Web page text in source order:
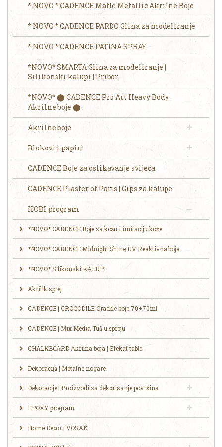
* NOVO * CADENCE Matte Metallic Akrilne Boje
* NOVO * CADENCE PARDO Glina za modeliranje
* NOVO * CADENCE PATINA SPRAY
*NOVO* SMARTA Glina za modeliranje |
Silikonski kalupi | Pribor
*NOVO* ⬤ CADENCE Pro Art Heavy Body
Akrilne boje ⬤
Akrilne boje
Blokovi i papiri
CADENCE Boje za oslikavanje svijeća
CADENCE Plaster of Paris | Gips za kalupe
HOBI program
*NOVO* CADENCE Boje za kožu i imitaciju kože
*NOVO* CADENCE Midnight Shine UV Reaktivna boja
*NOVO* Silikonski KALUPI
Akrilik sprej
CADENCE | CROCODILE Crackle boje 70+70ml
CADENCE | Mix Media Tuš u spreju
CHALKBOARD Akrilna boja | Efekat table
Dekoracija | Metalne nogare
Dekoracije | Proizvodi za dekorisanje površina
EPOXY program
Home Decor | VOSAK